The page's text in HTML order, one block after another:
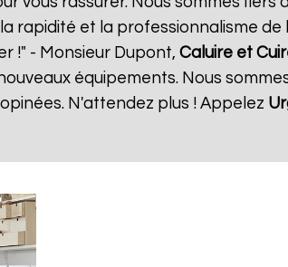
rapidité et la professionnalisme de
!" - Monsieur Dupont, Caluire et
équipements. Nous
N'attendez plus ! Appelez